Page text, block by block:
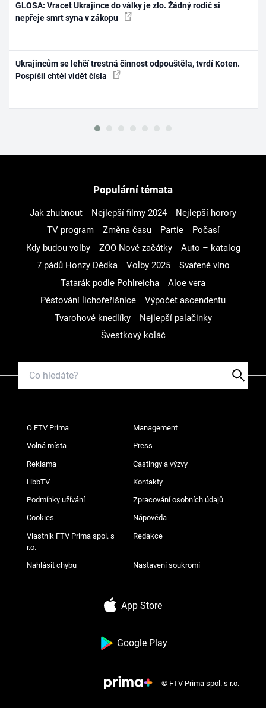
GLOSA: Vracet Ukrajince do války je zlo. Žádný rodič si
nepřeje smrt syna v zákopu
Ukrajincům se lehčí trestná činnost odpouštěla, tvrdí Koten.
Pospíšil chtěl vidět čísla
Populární témata
Jak zhubnout Nejlepší filmy 2024
Nejlepší horory
TV program
Změna času Partie
Počasí
Kdy budou volby
ZOO Nové začátky
Auto – katalog
7 pádů Honzy Dědka
Volby 2025
Svařené víno
Tatarák podle Pohlreicha
Aloe vera
Pěstování lichořeřišnice
Výpočet ascendentu
Tvarohové knedlíky
Nejlepší palačinky
Švestkový koláč
O FTV Prima Management
Volná místa Press
Reklama Castingy a výzvy
HbbTV Kontakty
Podmínky užívání Zpracování osobních údajů
Cookies Nápověda
Vlastník FTV Prima spol. s
r.o.
Redakce
Nahlásit chybu Nastavení soukromí
App Store
Google Play
© FTV Prima spol. s r.o.